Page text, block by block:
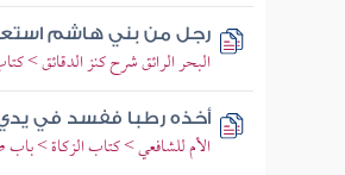
رجل من بني هاشم
البحر الرائق شرح كنز الدقائق >
أخذه رطبا ففسد في
الأم للشافعي > كتاب الزكاة >